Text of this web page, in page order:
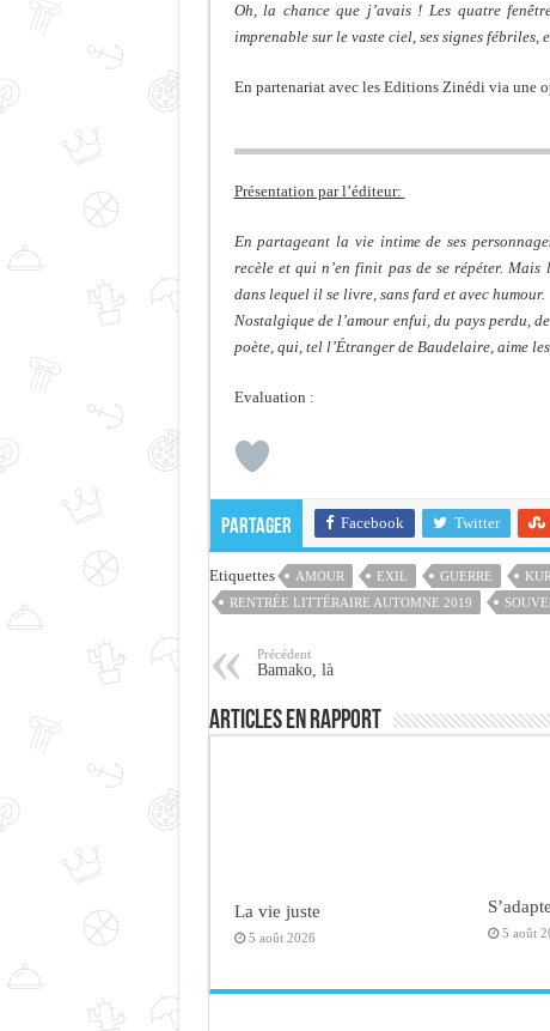
Oh, la chance que j’avais ! Les quatre
imprenable sur le vaste ciel, ses signes fébriles,
En partenariat avec les Editions Zinédi via une
Présentation par l’éditeur:
En partageant la vie intime de ses
recèle et qui n’en finit pas de se répéter.
dans lequel il se livre, sans fard et avec humour.
Nostalgique de l’amour enfui, du pays perdu,
poète, qui, tel l’Étranger de Baudelaire, aime
Evaluation :
Partager Facebook Twitter
Etiquettes AMOUR EXIL GUERRE
RENTRÉE LITTÉRAIRE AUTOMNE 2019
Précédent
Bamako, là
Articles en rapport
La vie juste
5 août 2026 5 août